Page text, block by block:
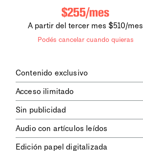
$255/mes
A partir del tercer mes $510/mes
Podés cancelar cuando quieras
Contenido exclusivo
digitales dela diaria
los contenidos de Le Monde
diplomatique.
Acceso ilimitado
contenidos.
Sin publicidad
publicitarios.
Audio con artículos leídos
Edición papel digitalizada